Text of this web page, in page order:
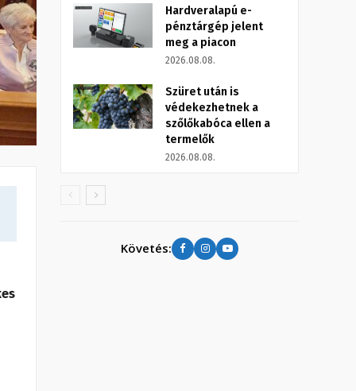
Hardveralapú e-
pénztárgép jelent
meg a piacon
2026.08.08.
Szüret után is
védekezhetnek a
szőlőkabóca ellen a
termelők
2026.08.08.
Követés: